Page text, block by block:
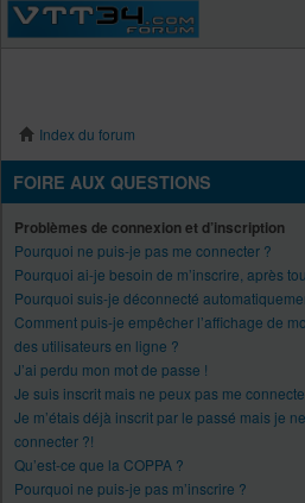
Index du forum
FOIRE AUX QUESTIONS
Problèmes de connexion et d’inscription
Pourquoi ne puis-je pas me connecter ?
Pourquoi ai-je besoin de m’inscrire, après
Pourquoi suis-je déconnecté
Comment puis-je empêcher l’affichage de
des utilisateurs en ligne ?
J’ai perdu mon mot de passe !
Je suis inscrit mais ne peux pas me
Je m’étais déjà inscrit par le passé mais je
connecter ?!
Qu’est-ce que la COPPA ?
Pourquoi ne puis-je pas m’inscrire ?